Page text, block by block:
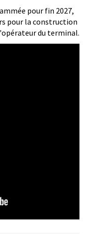
pour fin 2027,
pour la construction
du terminal.